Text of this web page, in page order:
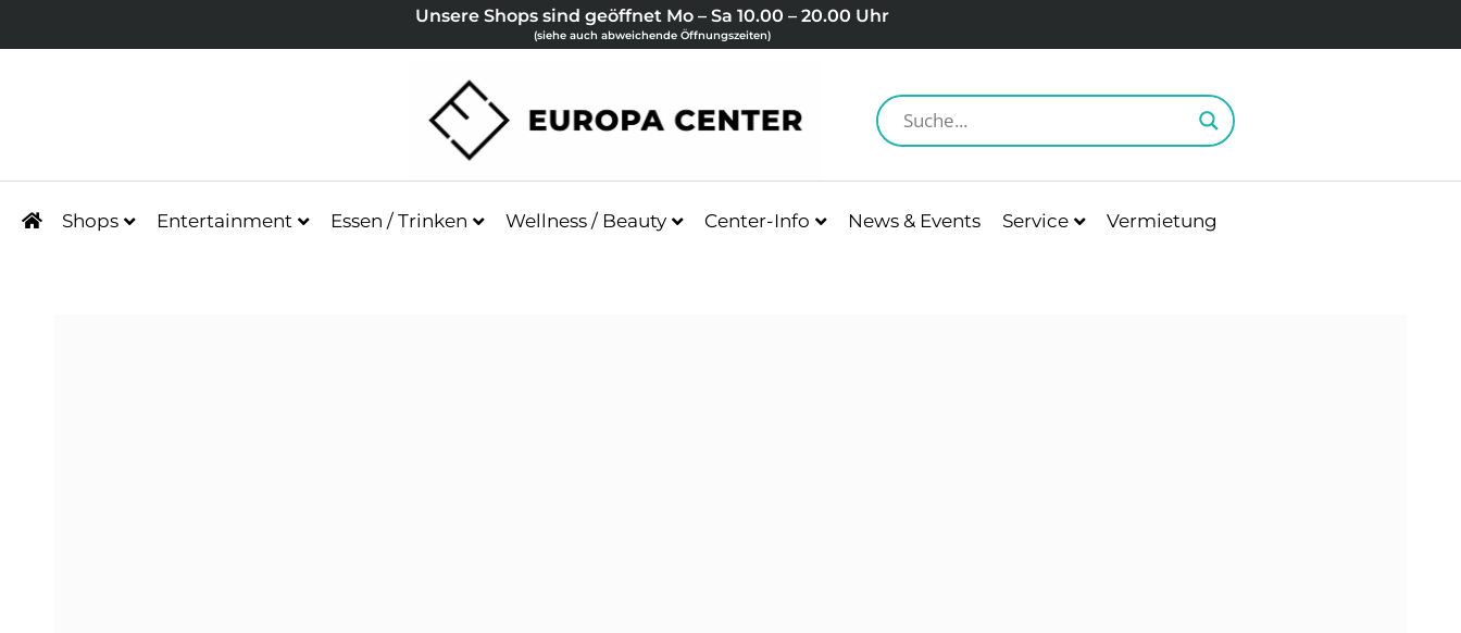
Unsere Shops sind geöffnet Mo – Sa 10.00 – 20.00 Uhr
(siehe auch abweichende Öffnungszeiten)
Shops Entertainment Essen / Trinken Wellness / Beauty Center-Info News & Events Service Vermietung